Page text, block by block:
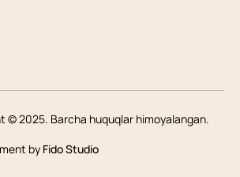
© 2025. Barcha huquqlar himoyalangan.
by Fido Studio